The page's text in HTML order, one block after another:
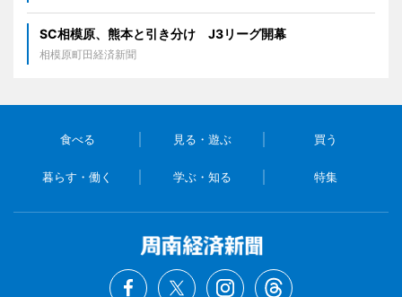
SC相模原、熊本と引き分け J3リーグ開幕
相模原町田経済新聞
食べる 見る・遊ぶ 買う
暮らす・働く 学ぶ・知る 特集